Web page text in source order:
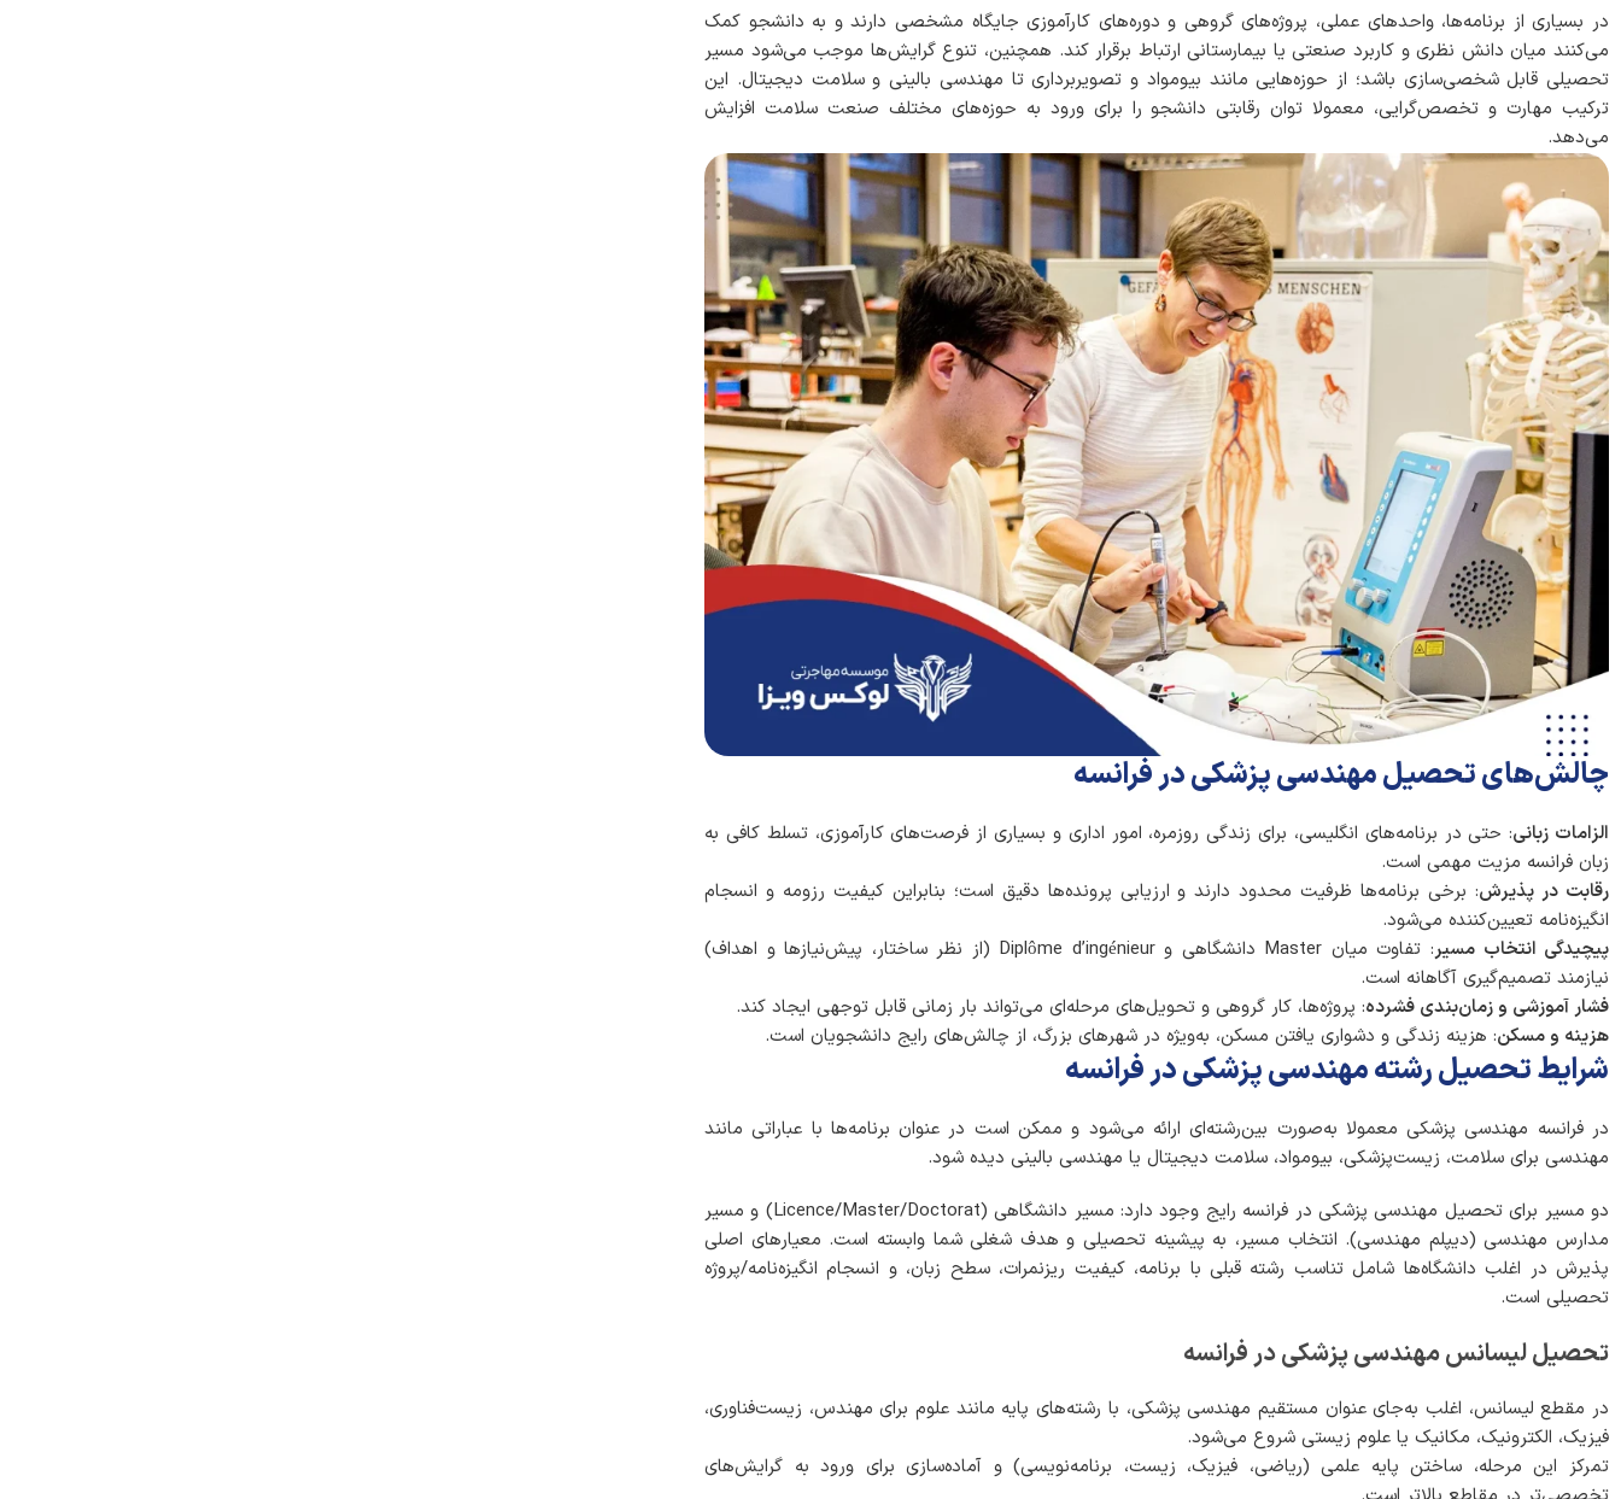
در بسیاری از برنامه‌ها، واحدهای عملی، پروژه‌های گروهی و دوره‌های کارآموزی جایگاه مشخصی دارند و به دانشجو کمک
می‌کنند میان دانش نظری و کاربرد صنعتی یا بیمارستانی ارتباط برقرار کند. همچنین، تنوع گرایش‌ها موجب می‌شود مسیر
تحصیلی قابل شخصی‌سازی باشد؛ از حوزه‌هایی مانند بیومواد و تصویربرداری تا مهندسی بالینی و سلامت دیجیتال. این
ترکیب مهارت و تخصص‌گرایی، معمولا توان رقابتی دانشجو را برای ورود به حوزه‌های مختلف صنعت سلامت افزایش
می‌دهد.
چالش‌های تحصیل مهندسی پزشکی در فرانسه
الزامات زبانی: حتی در برنامه‌های انگلیسی، برای زندگی روزمره، امور اداری و بسیاری از فرصت‌های کارآموزی، تسلط کافی به
زبان فرانسه مزیت مهمی است.
رقابت در پذیرش: برخی برنامه‌ها ظرفیت محدود دارند و ارزیابی پرونده‌ها دقیق است؛ بنابراین کیفیت رزومه و انسجام
انگیزه‌نامه تعیین‌کننده می‌شود.
پیچیدگی انتخاب مسیر
: تفاوت میان Master دانشگاهی و Diplôme d’ingénieur (از نظر ساختار، پیش‌نیازها و اهداف)
نیازمند تصمیم‌گیری آگاهانه است.
فشار آموزشی و زمان‌بندی فشرده: پروژه‌ها، کار گروهی و تحویل‌های مرحله‌ای می‌تواند بار زمانی قابل توجهی ایجاد کند.
هزینه و مسکن: هزینه زندگی و دشواری یافتن مسکن، به‌ویژه در شهرهای بزرگ، از چالش‌های رایج دانشجویان است.
شرایط تحصیل رشته مهندسی پزشکی در فرانسه
در فرانسه مهندسی پزشکی معمولا به‌صورت بین‌رشته‌ای ارائه می‌شود و ممکن است در عنوان برنامه‌ها با عباراتی مانند
مهندسی برای سلامت، زیست‌پزشکی، بیومواد، سلامت دیجیتال یا مهندسی بالینی دیده شود.
دو مسیر برای تحصیل مهندسی پزشکی در فرانسه رایج وجود دارد: مسیر دانشگاهی (Licence/Master/Doctorat) و مسیر
مدارس مهندسی (دیپلم مهندسی). انتخاب مسیر، به پیشینه تحصیلی و هدف شغلی شما وابسته است. معیارهای اصلی
پذیرش در اغلب دانشگاه‌ها شامل تناسب رشته قبلی با برنامه، کیفیت ریزنمرات، سطح زبان، و انسجام انگیزه‌نامه/پروژه
تحصیلی است.
تحصیل لیسانس مهندسی پزشکی در فرانسه
در مقطع لیسانس، اغلب به‌جای عنوان مستقیم مهندسی پزشکی، با رشته‌های پایه مانند علوم برای مهندس، زیست‌فناوری،
فیزیک، الکترونیک، مکانیک یا علوم زیستی شروع می‌شود.
تمرکز این مرحله، ساختن پایه علمی (ریاضی، فیزیک، زیست، برنامه‌نویسی) و آماده‌سازی برای ورود به گرایش‌های